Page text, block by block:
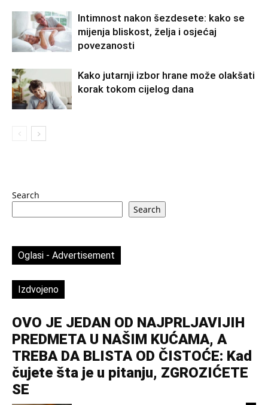
Intimnost nakon šezdesete: kako se
mijenja bliskost, želja i osjećaj
povezanosti
Kako jutarnji izbor hrane može olakšati
korak tokom cijelog dana
Search
Search
Oglasi - Advertisement
Izdvojeno
OVO JE JEDAN OD NAJPRLJAVIJIH
PREDMETA U NAŠIM KUĆAMA, A
TREBA DA BLISTA OD ČISTOĆE: Kad
čujete šta je u pitanju, ZGROZIĆETE
SE